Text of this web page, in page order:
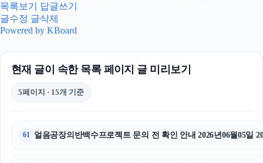
대전이혼전문변호사
목록보기
답글쓰기
글수정 글삭제
Powered by KBoard
현재 글이 속한 목록 페이지 글 미리보기
5페이지 · 15개 기준
61 얼음공장의반백수프로젝트 문의 전 확인 안내 2026년06월05일